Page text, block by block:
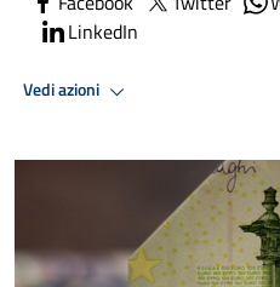
LinkedIn
Vedi azioni